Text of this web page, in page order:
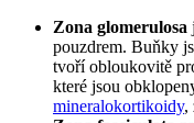
Zona glomerulosa
pouzdrem. Buňky
tvoří obloukovitě
které jsou
mineralokortikoidy,